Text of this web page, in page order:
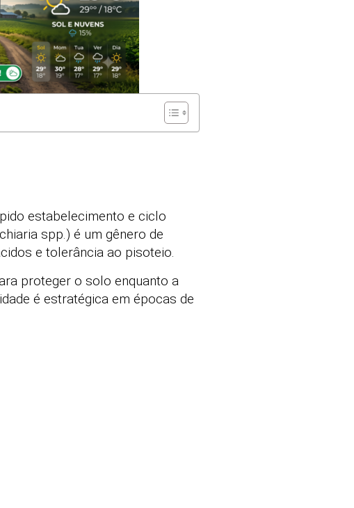
estabelecimento e ciclo
spp.) é um gênero de
e tolerância ao pisoteio.
proteger o solo enquanto a
é estratégica em épocas de